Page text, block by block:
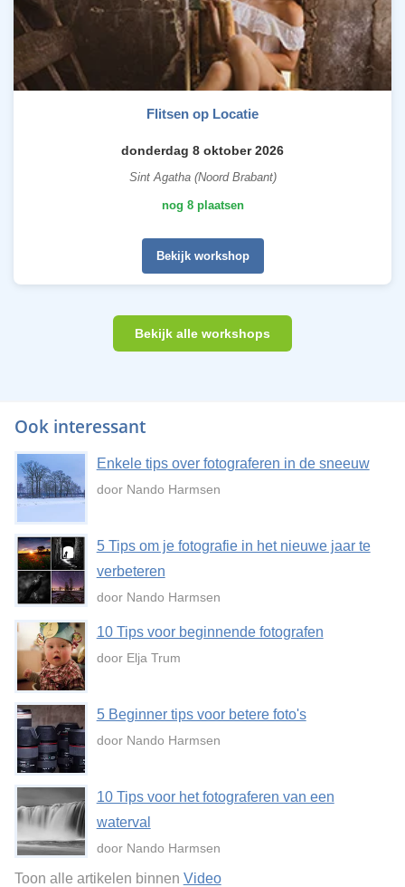
Flitsen op Locatie
donderdag 8 oktober 2026
Sint Agatha (Noord Brabant)
nog 8 plaatsen
Bekijk workshop
Bekijk alle workshops
Ook interessant
Enkele tips over fotograferen in de sneeuw
door Nando Harmsen
5 Tips om je fotografie in het nieuwe jaar te
verbeteren
door Nando Harmsen
10 Tips voor beginnende fotografen
door Elja Trum
5 Beginner tips voor betere foto's
door Nando Harmsen
10 Tips voor het fotograferen van een
waterval
door Nando Harmsen
Toon alle artikelen binnen Video